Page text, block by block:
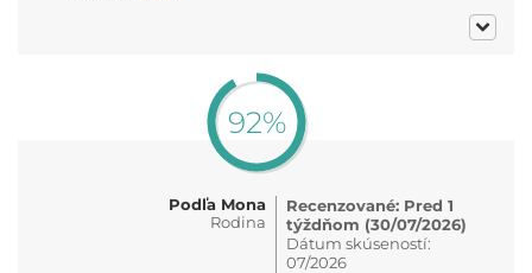
92%
Podľa Mona
Rodina
Recenzované: Pred 1
týždňom (30/07/2026)
Dátum skúseností:
07/2026